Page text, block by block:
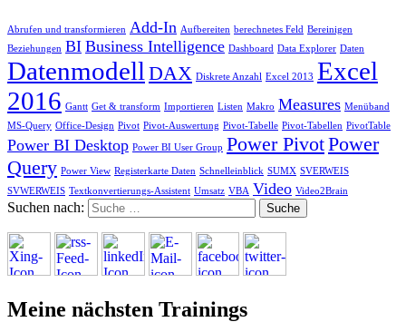
Abrufen und transformieren Add-In Aufbereiten berechnetes Feld Bereinigen
Beziehungen BI Business Intelligence Dashboard Data Explorer Daten
Datenmodell DAX Diskrete Anzahl Excel 2013 Excel
2016 Gantt Get & transform Importieren Listen Makro Measures Menüband
MS-Query Office-Design Pivot Pivot-Auswertung Pivot-Tabelle Pivot-Tabellen PivotTable
Power BI Desktop Power BI User Group Power PivotPower
Query Power View Registerkarte Daten Schnelleinblick SUMX SVERWEIS
SVWERWEIS Textkonvertierungs-Assistent Umsatz VBA Video Video2Brain
Suchen nach:
Meine nächsten Trainings